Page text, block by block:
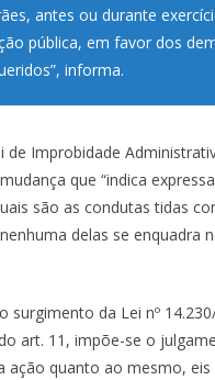
antes ou durante
pública, em favor dos
informa.
de Improbidade
que “indica
são as condutas tidas
delas se enquadra
surgimento da Lei nº
art. 11, impõe-se o
ação quanto ao mesmo,